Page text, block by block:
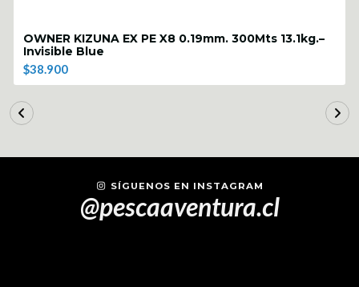
OWNER KIZUNA EX PE X8 0.19mm. 300Mts 13.1kg.–
Invisible Blue
$38.900
SÍGUENOS EN INSTAGRAM
@pescaaventura.cl